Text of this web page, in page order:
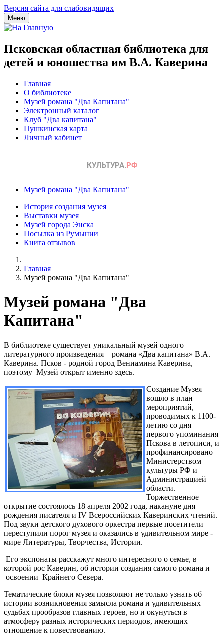
Версия сайта для слабовидящих
Меню
Псковская областная библиотека для
детей и юношества им В.А. Каверина
Главная
О библиотеке
Музей романа "Два Капитана"
Электронный каталог
Клуб "Два капитана"
Пушкинская карта
Личный кабинет
Музей романа "Два Капитана"
История создания музея
Выставки музея
Музей города Энска
Посылка из Румынии
Книга отзывов
Главная
Музей романа "Два Капитана"
Музей романа "Два
Капитана"
В библиотеке существует уникальный музей одного
литературного произведения – романа «Два капитана» В.А.
Каверина. Псков - родной город Вениамина Каверина,
поэтому Музей открыт именно здесь.
Создание Музея
вошло в план
мероприятий,
проводимых к 1100-
летию со дня
первого упоминания
Пскова в летописи, и
профинансировано
Министерством
культуры РФ и
Администрацией
области.
Торжественное
открытие состоялось 18 апреля 2002 года, накануне дня
рождения писателя и IV Всероссийских Каверинских чтений.
Под звуки детского духового оркестра первые посетители
переступили порог музея и оказались в удивительном мире -
мире Литературы, Творчества, Истории.
Его экспонаты расскажут много интересного о семье, в
которой рос Каверин, об истории создания самого романа и
освоении Крайнего Севера.
Тематические блоки музея позволяют не только узнать об
истории возникновения замысла романа и удивительных
судьбах прообразов главных героев, но и окунуться в
атмосферу разных исторических периодов, имеющих
отношение к повествованию.